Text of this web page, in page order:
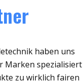
haben uns
Marken spezialisiert
zu wirklich fairen